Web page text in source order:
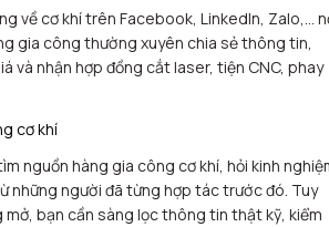
về cơ khí trên Facebook, LinkedIn, Zalo,…
gia công thường xuyên chia sẻ thông tin,
và nhận hợp đồng cắt laser, tiện CNC, phay
nguồn hàng gia công cơ khí, hỏi kinh
những người đã từng hợp tác trước đó. Tuy
mở, bạn cần sàng lọc thông tin thật kỹ, kiểm